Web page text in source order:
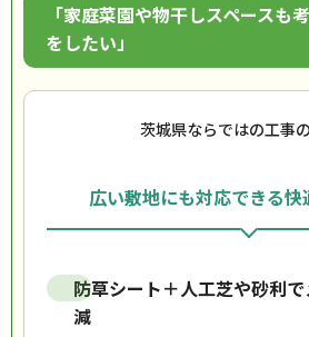
「家庭菜園や物干しスペースも
をしたい」
茨城県ならではの工事
広い敷地にも対応できる快
防草シート＋人工芝や砂利
減